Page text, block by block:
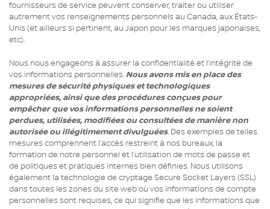
fournisseurs de service peuvent conserver, traiter ou utiliser
autrement vos renseignements personnels au Canada, aux États-
Unis (et ailleurs si pertinent, au Japon pour les marques japonaises,
etc).
Nous nous engageons à assurer la confidentialité et l’intégrité de
vos informations personnelles. Nous avons mis en place des
mesures de sécurité physiques et technologiques
appropriées, ainsi que des procédures conçues pour
empêcher que vos informations personnelles ne soient
perdues, utilisées, modifiées ou consultées de manière non
autorisée ou illégitimement divulguées. Des exemples de telles
mesures comprennent l’accès restreint à nos bureaux, la
formation de notre personnel et l’utilisation de mots de passe et
de politiques et pratiques internes bien définies. Nous utilisons
également la technologie de cryptage Secure Socket Layers (SSL)
dans toutes les zones du site web où vos informations de compte
personnelles sont requises, ce qui signifie que les informations que